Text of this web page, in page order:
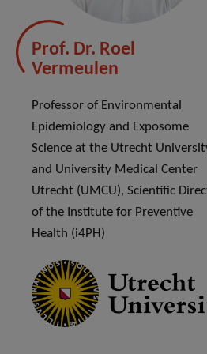
Prof. Dr. Roel
Vermeulen
Professor of Environmental
Epidemiology and Exposome
Science at the Utrecht
and University Medical Center
Utrecht (UMCU), Scientific
of the Institute for Preventive
Health (i4PH)